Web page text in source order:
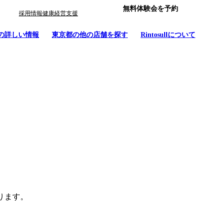
採用情報健康経営支援
無料体験会を予約
詳しい情報 東京都の他の店舗を探す Rintosullについて
す。